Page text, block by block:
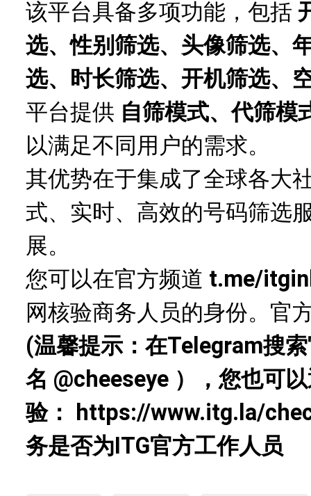
该平台具备多项功能，包括
选、性别筛选、头像筛选、
选、时长筛选、开机筛选、
平台提供 自筛模式、代筛模
以满足不同用户的需求。
其优势在于集成了全球各大
式、实时、高效的号码筛选
展。
您可以在官方频道 t.me/
网核验商务人员的身份。官
(温馨提示：在Telegram搜
名 @cheeseye ），您也可
验：
https://www.itg.la/
务是否为ITG官方工作人员